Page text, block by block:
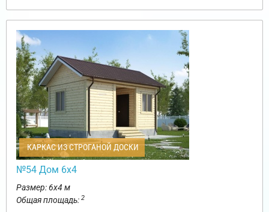
КАРКАС ИЗ СТРОГАНОЙ ДОСКИ
№54 Дом 6х4
Размер: 6х4 м
Общая площадь: 2